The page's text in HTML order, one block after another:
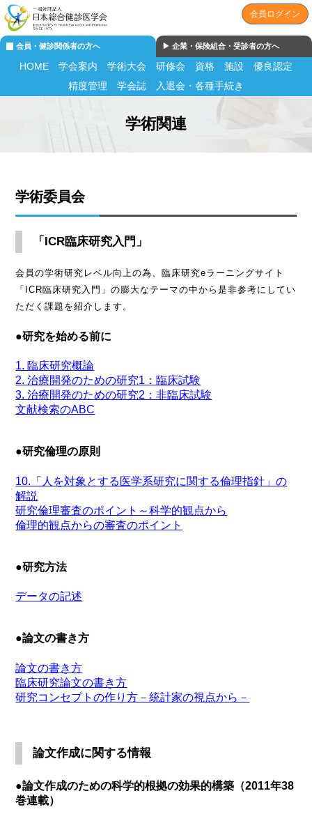
会員ログイン
会員・健診関係者の方へ ▶︎ 企業・保険組合・受診者の方へ
HOME 学会案内 学術大会 研修会 資格 施設
優良認定
精度管理
学会誌 入退会・各種手続き
学術関連
学術委員会
「ICR臨床研究入門」
会員の学術研究レベル向上の為、臨床研究eラーニングサイト
「ICR臨床研究入門」の膨大なテーマの中から是非参考にしてい
ただく課題を紹介します。
●研究を始める前に
1. 臨床研究概論
2. 治療開発のための研究1：臨床試験
3. 治療開発のための研究2：非臨床試験
文献検索のABC
●研究倫理の原則
10.「人を対象とする医学系研究に関する倫理指針」の
解説
研究倫理審査のポイント～科学的観点から
倫理的観点からの審査のポイント
●研究方法
データの記述
●論文の書き方
論文の書き方
臨床研究論文の書き方
研究コンセプトの作り方－統計家の視点から－
論文作成に関する情報
●論文作成のための科学的根拠の効果的構築（2011年38
巻連載）